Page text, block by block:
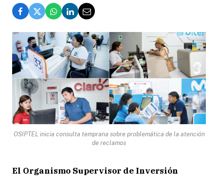
OSIPTEL inicia consulta temprana sobre problemática de la atención
de reclamos
El Organismo Supervisor de Inversión